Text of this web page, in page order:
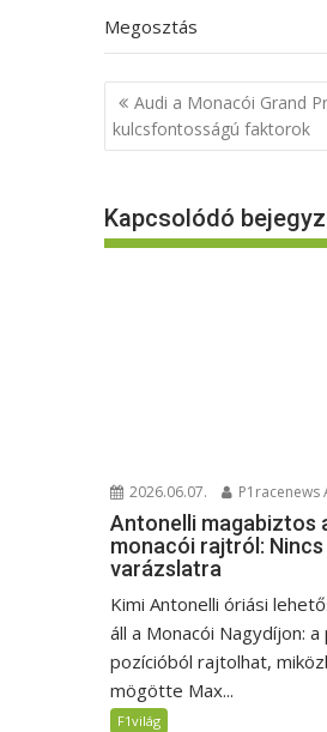
Megosztás
Bejegyzés
navigáció
Audi a Monacói Grand
kulcsfontosságú faktorok
Kapcsolódó
2026.06.07. P1racenews
Antonelli magabiztos
monacói rajtról:
varázslatra
Kimi Antonelli óriási
áll a Monacói Nagydíjon: a
pozícióból rajtolhat,
mögötte Max...
F1világ